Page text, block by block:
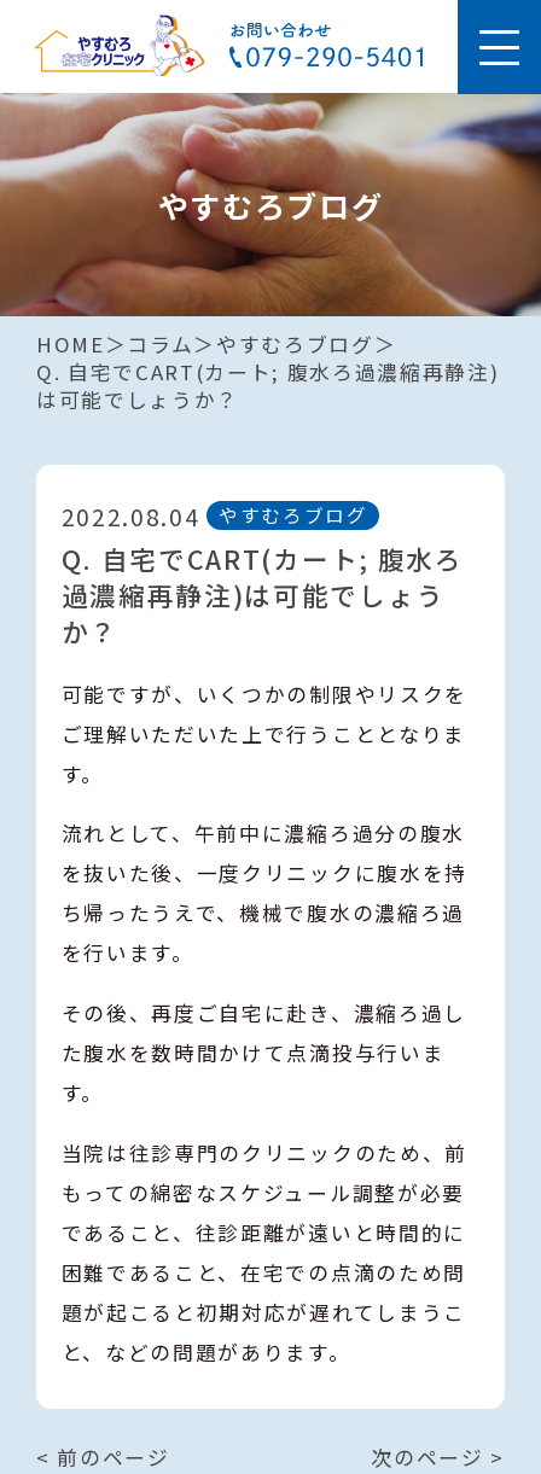
やすむろブログ
HOME コラム
やすむろブログ
Q. 自宅でCART(カート; 腹水ろ過濃縮再静注)
は可能でしょうか？
2022.08.04 やすむろブログ
Q. 自宅でCART(カート; 腹水ろ
過濃縮再静注)は可能でしょう
か？
可能ですが、いくつかの制限やリスクを
ご理解いただいた上で行うこととなりま
す。
流れとして、午前中に濃縮ろ過分の腹水
を抜いた後、一度クリニックに腹水を持
ち帰ったうえで、機械で腹水の濃縮ろ過
を行います。
その後、再度ご自宅に赴き、濃縮ろ過し
た腹水を数時間かけて点滴投与行いま
す。
当院は往診専門のクリニックのため、前
もっての綿密なスケジュール調整が必要
であること、往診距離が遠いと時間的に
困難であること、在宅での点滴のため問
題が起こると初期対応が遅れてしまうこ
と、などの問題があります。
< 前のページ
次のページ >